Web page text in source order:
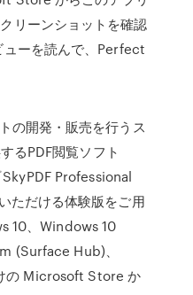
リーンショットを確認
ューを読んで、Perfect
の開発・販売を行うス
るPDF閲覧ソフト
Professional
ただける体験版をご用
10、Windows 10
(Surface Hub)、
の Microsoft Store か